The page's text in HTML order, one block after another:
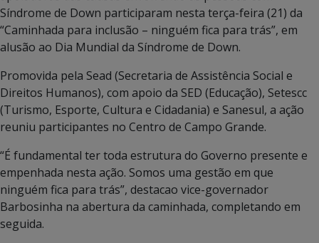
Síndrome de Down participaram nesta terça-feira (21) da
“Caminhada para inclusão – ninguém fica para trás”, em
alusão ao Dia Mundial da Síndrome de Down.
Promovida pela Sead (Secretaria de Assistência Social e
Direitos Humanos), com apoio da SED (Educação), Setescc
(Turismo, Esporte, Cultura e Cidadania) e Sanesul, a ação
reuniu participantes no Centro de Campo Grande.
“É fundamental ter toda estrutura do Governo presente e
empenhada nesta ação. Somos uma gestão em que
ninguém fica para trás”, destacao vice-governador
Barbosinha na abertura da caminhada, completando em
seguida.